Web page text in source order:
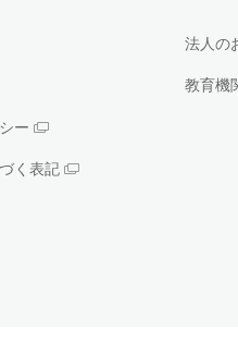
ー
く表記
法人の
教育機